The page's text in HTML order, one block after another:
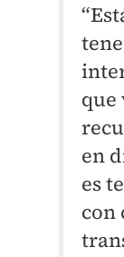
que
en
es
con